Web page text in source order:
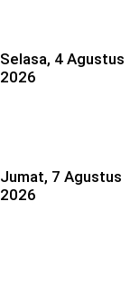
Selasa, 4 Agustus
2026
Jumat, 7 Agustus
2026